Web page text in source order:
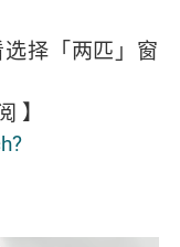
择「两匹」窗
】